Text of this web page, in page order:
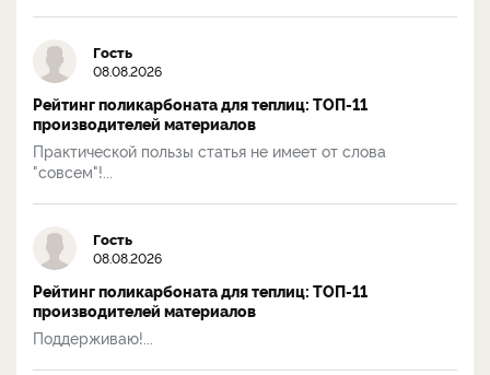
Гость
08.08.2026
Рейтинг поликарбоната для теплиц: ТОП-11
производителей материалов
Практической пользы статья не имеет от слова
"совсем"!...
Гость
08.08.2026
Рейтинг поликарбоната для теплиц: ТОП-11
производителей материалов
Поддерживаю!...